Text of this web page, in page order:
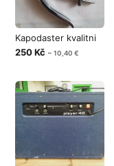
Kapodaster kvalitni
250 Kč ~ 10,40 €